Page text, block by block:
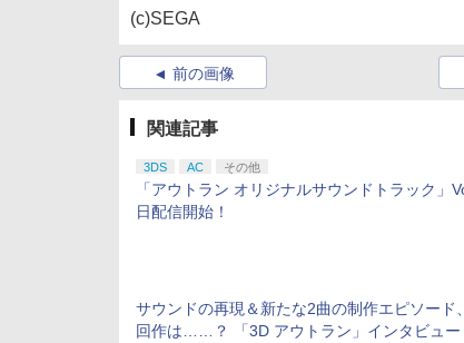
(c)SEGA
前の画像
関連記事
3DS AC その他
「アウトラン オリジナルサウンドトラック」
日配信開始！
サウンドの再現＆新たな2曲の制作エピソード
回作は……？ 「3D アウトラン」インタビュー